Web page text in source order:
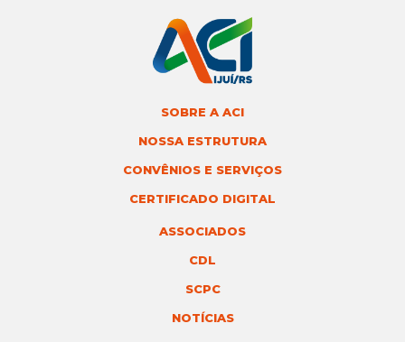
SOBRE A ACI
NOSSA ESTRUTURA
CONVÊNIOS E SERVIÇOS
CERTIFICADO DIGITAL
ASSOCIADOS
CDL
SCPC
NOTÍCIAS